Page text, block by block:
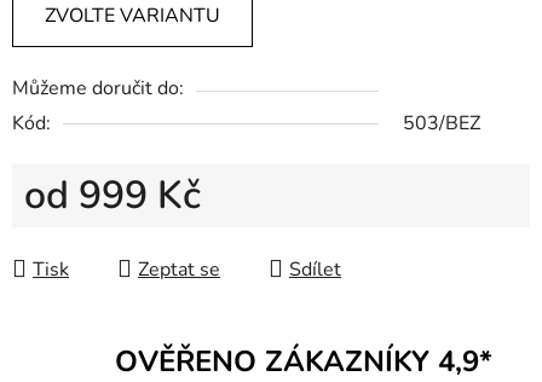
ZVOLTE VARIANTU
Můžeme doručit do:
Kód:
503/BEZ
od 999 Kč
Tisk
Zeptat se Sdílet
OVĚŘENO ZÁKAZNÍKY 4,9*